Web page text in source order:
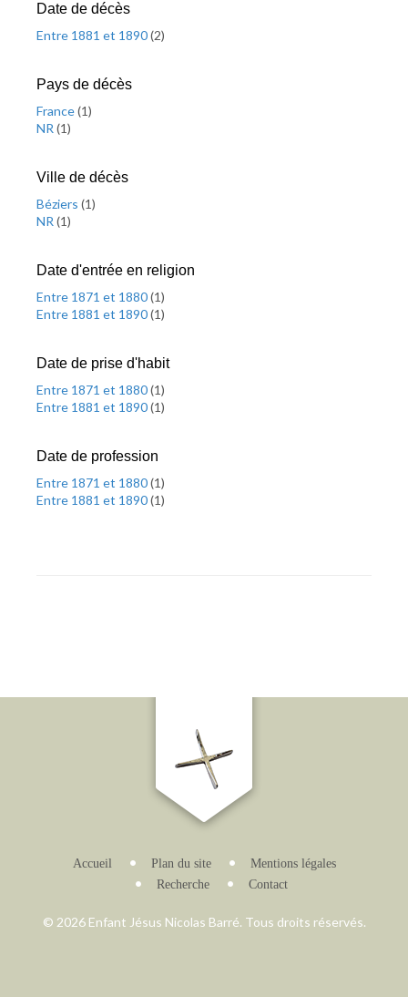
Date de décès
Entre 1881 et 1890(2)
Pays de décès
France(1)
NR (1)
Ville de décès
Béziers (1)
NR (1)
Date d'entrée en religion
Entre 1871 et 1880(1)
Entre 1881 et 1890(1)
Date de prise d'habit
Entre 1871 et 1880(1)
Entre 1881 et 1890(1)
Date de profession
Entre 1871 et 1880(1)
Entre 1881 et 1890(1)
Accueil Plan du site
Mentions légales
Recherche
Contact
© 2026 Enfant Jésus Nicolas Barré. Tous droits réservés.